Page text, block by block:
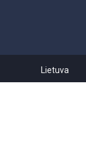
Lietuva